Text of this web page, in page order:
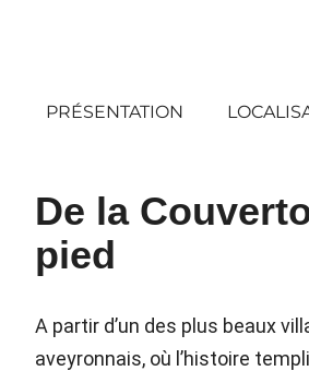
PRÉSENTATION
De la
pied
A partir d’un des plus beaux
aveyronnais, où l’histoire